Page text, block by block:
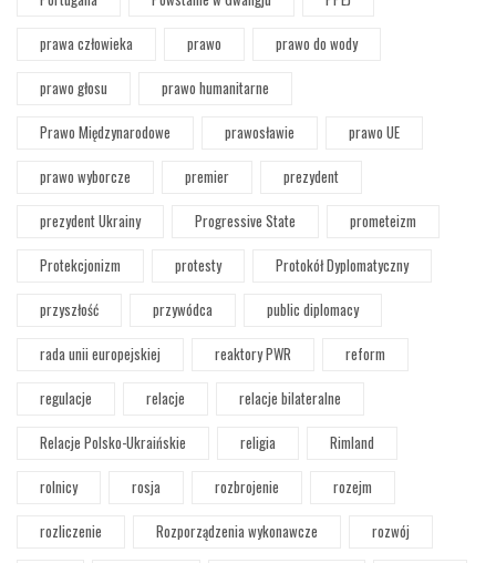
prawa człowieka
prawo
prawo do wody
prawo głosu
prawo humanitarne
Prawo Międzynarodowe
prawosławie
prawo UE
prawo wyborcze
premier
prezydent
prezydent Ukrainy
Progressive State
prometeizm
Protekcjonizm
protesty
Protokół Dyplomatyczny
przyszłość
przywódca
public diplomacy
rada unii europejskiej
reaktory PWR
reform
regulacje
relacje
relacje bilateralne
Relacje Polsko-Ukraińskie
religia
Rimland
rolnicy
rosja rozbrojenie
rozejm
rozliczenie
Rozporządzenia wykonawcze
rozwój